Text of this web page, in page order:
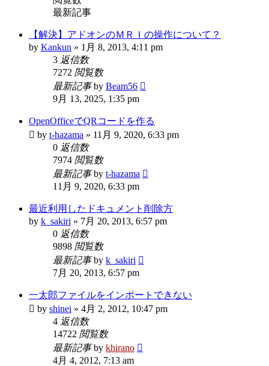
最新記事
【解決】アドオンのＭＲＩの操作について？
by Kankun » 1月 8, 2013, 4:11 pm
3 返信数
7272 閲覧数
最新記事by Beam56
9月 13, 2025, 1:35 pm
OpenOfficeでQRコードを作る
by t-hazama » 11月 9, 2020, 6:33 pm
0 返信数
7974 閲覧数
最新記事by t-hazama
11月 9, 2020, 6:33 pm
最近利用したドキュメント削除方
by k_sakiri » 7月 20, 2013, 6:57 pm
0 返信数
9898 閲覧数
最新記事by k_sakiri
7月 20, 2013, 6:57 pm
一太郎ファイルをインポートできない
by shinei » 4月 2, 2012, 10:47 pm
4 返信数
14722 閲覧数
最新記事by khirano
4月 4, 2012, 7:13 am